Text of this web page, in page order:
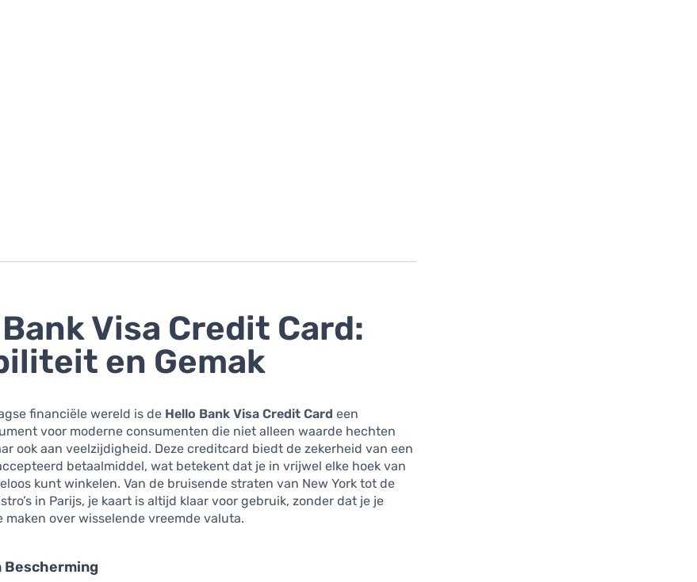
Visa Credit Card:
en Gemak
financiële wereld is de Hello Bank Visa Credit Card een
voor moderne consumenten die niet alleen waarde hechten
ook aan veelzijdigheid. Deze creditcard biedt de zekerheid van een
betaalmiddel, wat betekent dat je in vrijwel elke hoek van
kunt winkelen. Van de bruisende straten van New York tot de
in Parijs, je kaart is altijd klaar voor gebruik, zonder dat je je
maken over wisselende vreemde valuta.
Bescherming